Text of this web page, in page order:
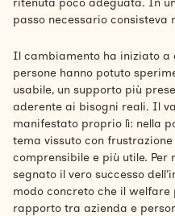
ritenuta poco adeguata. In
passo necessario
Il cambiamento ha iniziato a
persone hanno potuto
usabile, un supporto più
aderente ai bisogni reali. Il
manifestato proprio lì: nella
tema vissuto con frustrazione
comprensibile e più utile. Per
segnato il vero successo
modo concreto che il
rapporto tra azienda e